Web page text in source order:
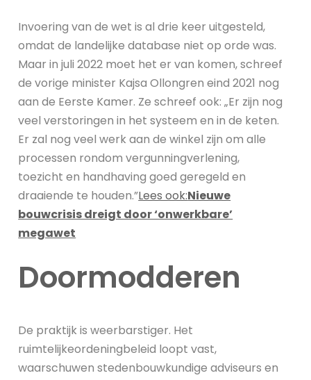
Invoering van de wet is al drie keer uitgesteld,
omdat de landelijke database niet op orde was.
Maar in juli 2022 moet het er van komen, schreef
de vorige minister Kajsa Ollongren eind 2021 nog
aan de Eerste Kamer. Ze schreef ook: „Er zijn nog
veel verstoringen in het systeem en in de keten.
Er zal nog veel werk aan de winkel zijn om alle
processen rondom vergunningverlening,
toezicht en handhaving goed geregeld en
draaiende te houden.”Lees ook:Nieuwe
bouwcrisis dreigt door ‘onwerkbare’
megawet
Doormodderen
De praktijk is weerbarstiger. Het
ruimtelijkeordeningbeleid loopt vast,
waarschuwen stedenbouwkundige adviseurs en